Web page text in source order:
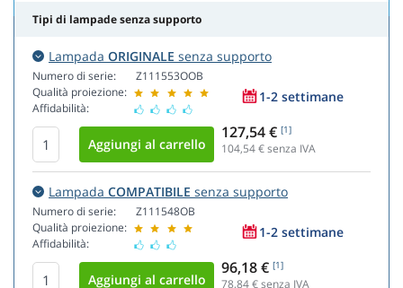
Tipi di lampade senza supporto
Lampada ORIGINALE senza supporto
Numero di serie:
Qualità proiezione:
Affidabilità:
Z111553OOB
1-2 settimane
127,54 € [1]
104,54€ senza IVA
Lampada COMPATIBILE senza supporto
Numero di serie:
Qualità proiezione:
Affidabilità:
Z111548OB
1-2 settimane
96,18 € [1]
78,84€ senza IVA